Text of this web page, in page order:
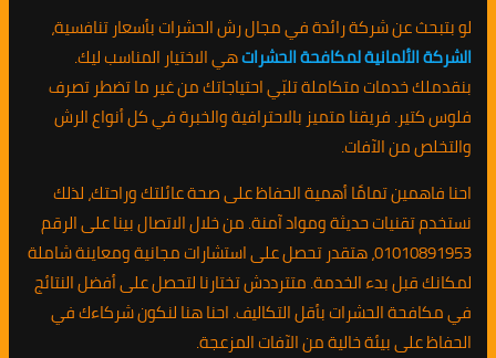
لو بتبحث عن شركة رائدة في مجال رش الحشرات بأسعار تنافسية،
الشركة الألمانية لمكافحة الحشراتهي الاختيار المناسب ليك.
بنقدملك خدمات متكاملة تلبّي احتياجاتك من غير ما تضطر تصرف
فلوس كتير. فريقنا متميز بالاحترافية والخبرة في كل أنواع الرش
والتخلص من الآفات.
احنا فاهمين تمامًا أهمية الحفاظ على صحة عائلتك وراحتك، لذلك
نستخدم تقنيات حديثة ومواد آمنة. من خلال الاتصال بينا على الرقم
01010891953، هتقدر تحصل على استشارات مجانية ومعاينة شاملة
لمكانك قبل بدء الخدمة. متترددش تختارنا لتحصل على أفضل النتائج
في مكافحة الحشرات بأقل التكاليف. احنا هنا لنكون شركاءك في
الحفاظ على بيئة خالية من الآفات المزعجة.